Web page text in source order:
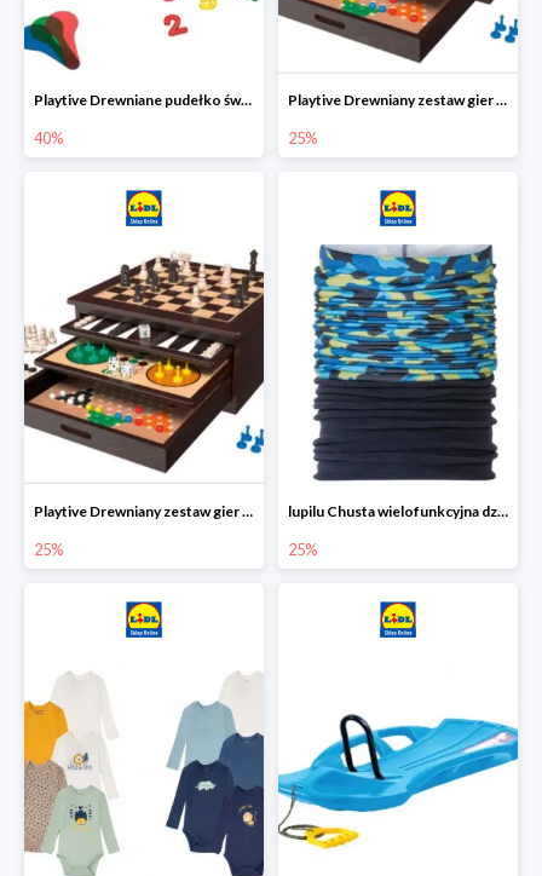
Playtive Drewniane pudełko świetlne MONTESSORI
40%
Playtive Drewniany zestaw gier 10 w 1
25%
Playtive Drewniany zestaw gier 10 w 1
25%
lupilu Chusta wielofunkcyjna dziecięca
25%